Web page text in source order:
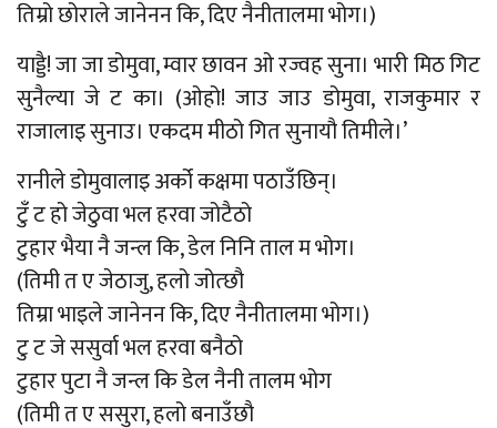
तिम्रो छोराले जानेनन कि, दिए नैनीतालमा भोग।)
याड्डै! जा जा डोमुवा, म्वार छावन ओ रज्वह सुना। भारी मिठ गिट
सुनैल्या जे ट का। (ओहो! जाउ जाउ डोमुवा, राजकुमार र
राजालाइ सुनाउ। एकदम मीठो गित सुनायौ तिमीले।’
रानीले डोमुवालाइ अर्को कक्षमा पठाउँछिन्।
टुँ ट हो जेठुवा भल हरवा जोटैठो
टुहार भैया नै जन्ल कि, डेल निनि ताल म भोग।
(तिमी त ए जेठाजु, हलो जोत्छौ
तिम्रा भाइले जानेनन कि, दिए नैनीतालमा भोग।)
टु ट जे ससुर्वा भल हरवा बनैठो
टुहार पुटा नै जन्ल कि डेल नैनी तालम भोग
(तिमी त ए ससुरा, हलो बनाउँछौ